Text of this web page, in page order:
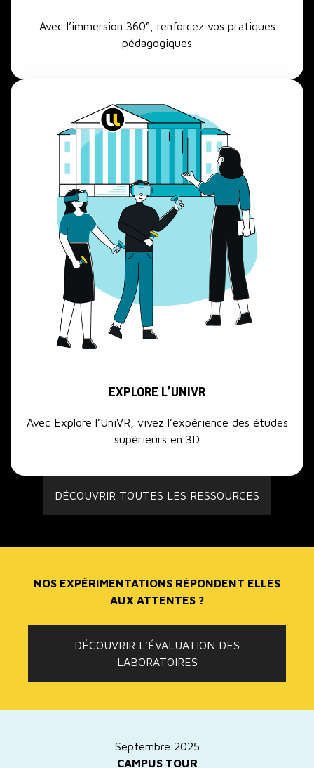
Avec l’immersion 360°, renforcez vos pratiques
pédagogiques
EXPLORE L’UNIVR
Avec Explore l’UniVR, vivez l’expérience des études
supérieurs en 3D
DÉCOUVRIR TOUTES LES RESSOURCES
NOS EXPÉRIMENTATIONS RÉPONDENT ELLES
AUX ATTENTES ?
DÉCOUVRIR L’ÉVALUATION DES
LABORATOIRES
Septembre 2025
CAMPUS TOUR